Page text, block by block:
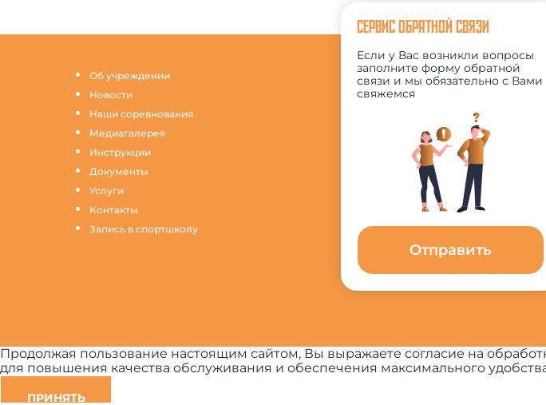
Об учреждении
Новости
Наши соревнования
Медиагалерея
Инструкции
Документы
Услуги
Контакты
Запись в спортшколу
СЕРВИС ОБРАТНОЙ СВЯЗИ
Если у Вас возникли вопросы
заполните форму обратной
связи и мы обязательно с Вами
свяжемся
Отправить
Продолжая пользование настоящим сайтом, Вы выражаете согласие на
для повышения качества обслуживания и обеспечения максимального
ПРИНЯТЬ